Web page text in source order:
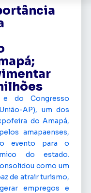
do Congresso
AP), um dos
do Amapá,
amapaenses,
evento para o
do estado.
como um
de atrair turismo,
empregos e